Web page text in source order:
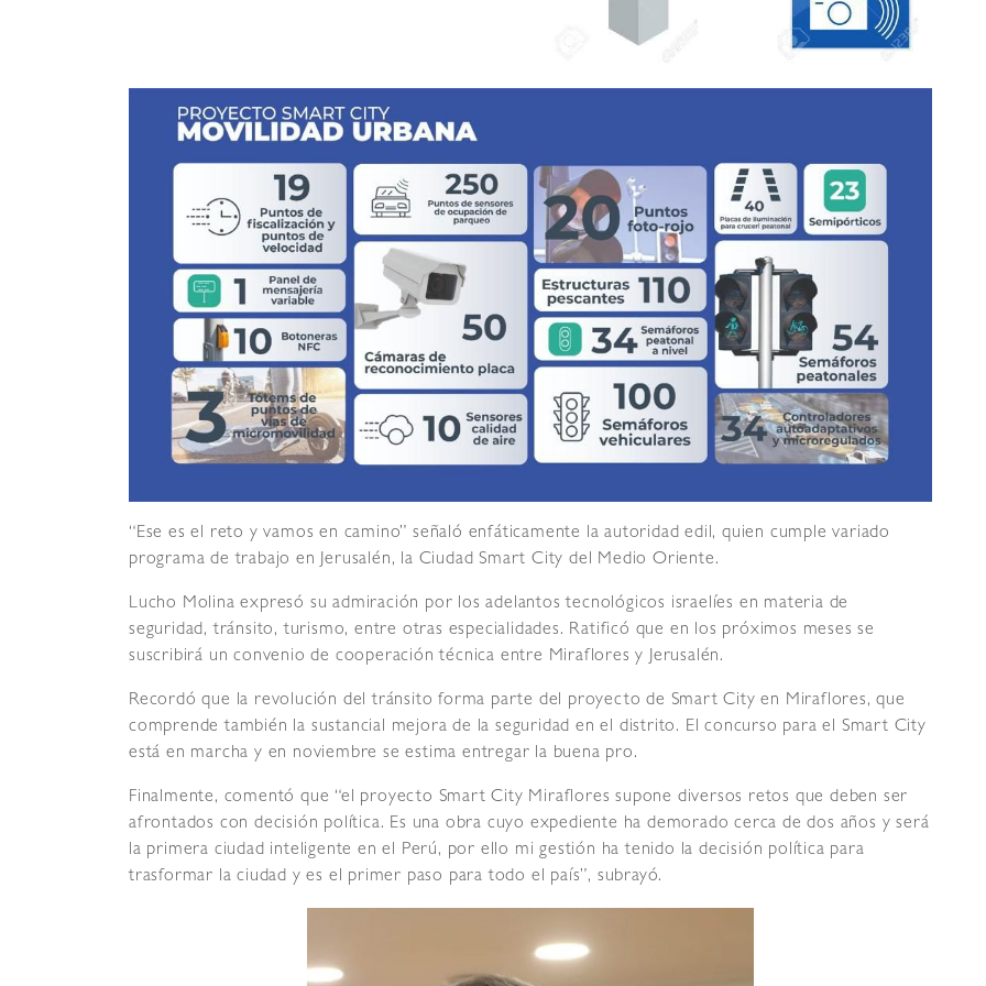
“Ese es el reto y vamos en camino” señaló enfáticamente la autoridad edil, quien cumple variado
programa de trabajo en Jerusalén, la Ciudad Smart City del Medio Oriente.
Lucho Molina expresó su admiración por los adelantos tecnológicos israelíes en materia de
seguridad, tránsito, turismo, entre otras especialidades. Ratificó que en los próximos meses se
suscribirá un convenio de cooperación técnica entre Miraflores y Jerusalén.
Recordó que la revolución del tránsito forma parte del proyecto de Smart City en Miraflores, que
comprende también la sustancial mejora de la seguridad en el distrito. El concurso para el Smart City
está en marcha y en noviembre se estima entregar la buena pro.
Finalmente, comentó que “el proyecto Smart City Miraflores supone diversos retos que deben ser
afrontados con decisión política. Es una obra cuyo expediente ha demorado cerca de dos años y será
la primera ciudad inteligente en el Perú, por ello mi gestión ha tenido la decisión política para
trasformar la ciudad y es el primer paso para todo el país”, subrayó.